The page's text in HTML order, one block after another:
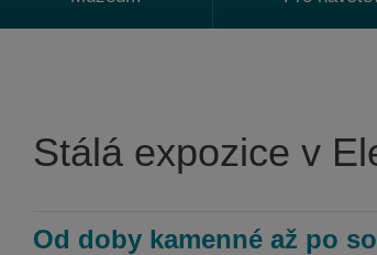
Stálá expozice v
Od doby kamenné až po